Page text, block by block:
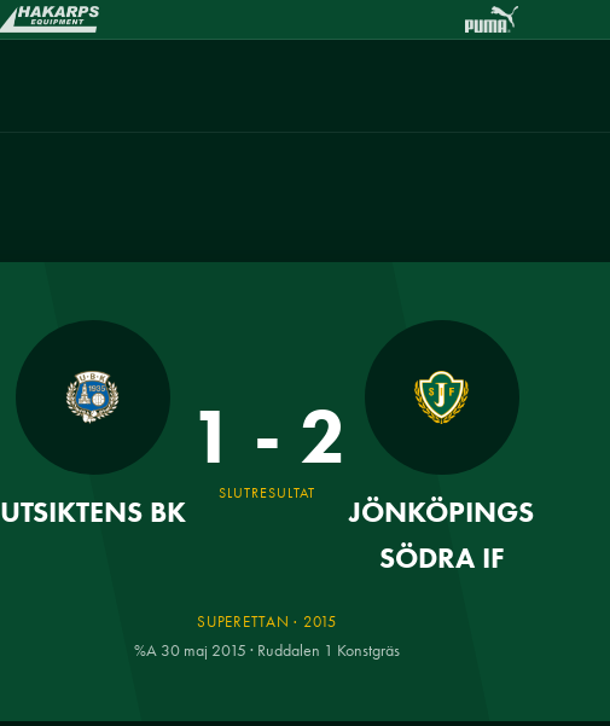
UTSIKTENS BK
1 - 2
SLUTRESULTAT
JÖNKÖPINGS
SÖDRA IF
SUPERETTAN · 2015
%A 30 maj 2015 · Ruddalen 1 Konstgräs